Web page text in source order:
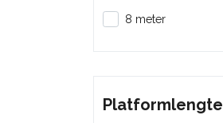
8 meter
Platformlengte